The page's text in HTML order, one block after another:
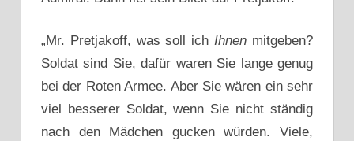
„Mr. Pretjakoff, was soll ichIhnen mitgeben?
Soldat sind Sie, dafür waren Sie lange genug
bei der Roten Armee. Aber Sie wären ein sehr
viel besserer Soldat, wenn Sie nicht ständig
nach den Mädchen gucken würden. Viele,